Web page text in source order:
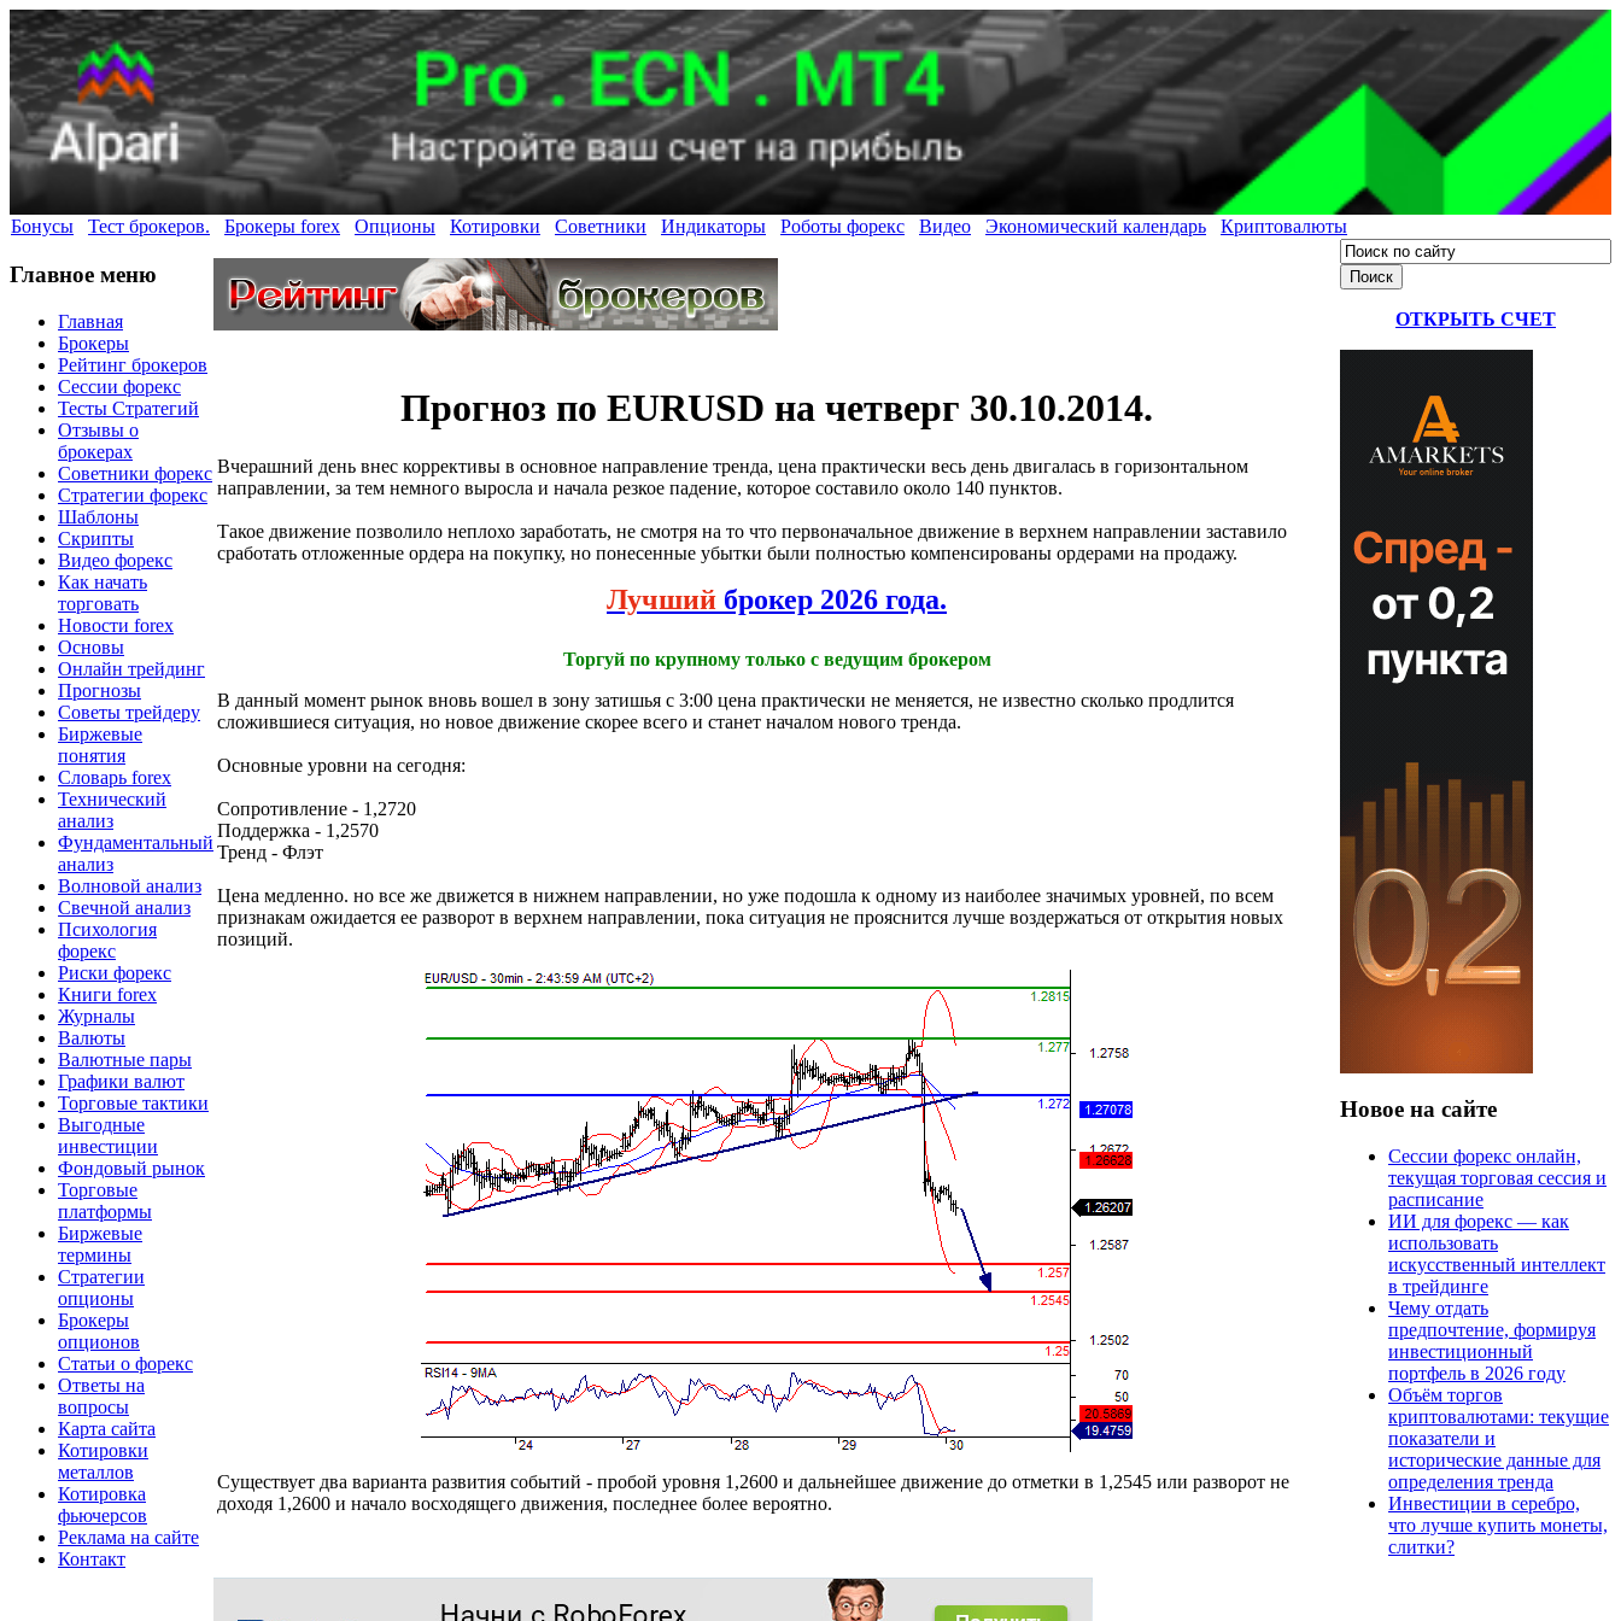
Бонусы Тест брокеров. Брокеры forex Опционы Котировки Советники Индикаторы Роботы форекс Видео Экономический календарь Криптовалюты
Главное меню
Главная
Брокеры
Рейтинг брокеров
Сессии форекс
Тесты Стратегий
Отзывы о
брокерах
Советники форекс
Стратегии форекс
Шаблоны
Скрипты
Видео форекс
Как начать
торговать
Новости forex
Основы
Онлайн трейдинг
Прогнозы
Советы трейдеру
Биржевые
понятия
Словарь forex
Технический
анализ
Фундаментальный
анализ
Волновой анализ
Свечной анализ
Психология
форекс
Риски форекс
Книги forex
Журналы
Валюты
Валютные пары
Графики валют
Торговые тактики
Выгодные
инвестиции
Фондовый рынок
Торговые
платформы
Биржевые
термины
Стратегии
опционы
Брокеры
опционов
Статьи о форекс
Ответы на
вопросы
Карта сайта
Котировки
металлов
Котировка
фьючерсов
Реклама на сайте
Контакт
Прогноз по EURUSD на четверг 30.10.2014.
Вчерашний день внес коррективы в основное направление тренда, цена практически весь день двигалась в горизонтальном
направлении, за тем немного выросла и начала резкое падение, которое составило около 140 пунктов.
Такое движение позволило неплохо заработать, не смотря на то что первоначальное движение в верхнем направлении заставило
сработать отложенные ордера на покупку, но понесенные убытки были полностью компенсированы ордерами на продажу.
Лучший брокер 2026 года.
Торгуй по крупному только с ведущим брокером
В данный момент рынок вновь вошел в зону затишья с 3:00 цена практически не меняется, не известно сколько продлится
сложившиеся ситуация, но новое движение скорее всего и станет началом нового тренда.
Основные уровни на сегодня:
Сопротивление - 1,2720
Поддержка - 1,2570
Тренд - Флэт
Цена медленно. но все же движется в нижнем направлении, но уже подошла к одному из наиболее значимых уровней, по всем
признакам ожидается ее разворот в верхнем направлении, пока ситуация не прояснится лучше воздержаться от открытия новых
позиций.
Существует два варианта развития событий - пробой уровня 1,2600 и дальнейшее движение до отметки в 1,2545 или разворот не
доходя 1,2600 и начало восходящего движения, последнее более вероятно.
ОТКРЫТЬ СЧЕТ
Новое на сайте
Сессии форекс онлайн,
текущая торговая сессия и
расписание
ИИ для форекс — как
использовать
искусственный интеллект
в трейдинге
Чему отдать
предпочтение, формируя
инвестиционный
портфель в 2026 году
Объём торгов
криптовалютами: текущие
показатели и
исторические данные для
определения тренда
Инвестиции в серебро,
что лучше купить монеты,
слитки?